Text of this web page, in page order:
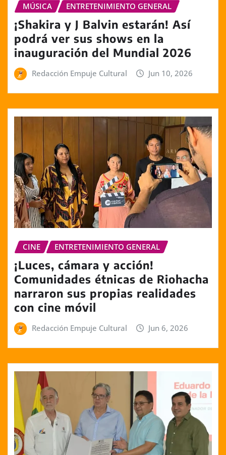
MÚSICA ENTRETENIMIENTO GENERAL
¡Shakira y J Balvin estarán! Así
podrá ver sus shows en la
inauguración del Mundial 2026
Redacción Empuje Cultural Jun 10, 2026
CINE ENTRETENIMIENTO GENERAL
¡Luces, cámara y acción!
Comunidades étnicas de Riohacha
narraron sus propias realidades
con cine móvil
Redacción Empuje Cultural Jun 6, 2026